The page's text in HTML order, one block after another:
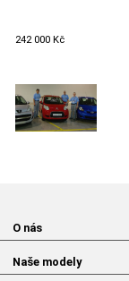
242 000 Kč
O nás
Naše modely